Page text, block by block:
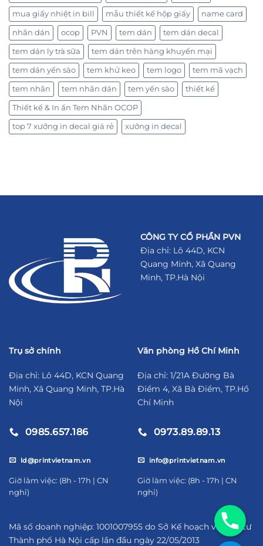
mua giấy nhiệt in bill mẫu thiết kế hộp giấy name card
nhãn dán ocop PVN tem dán tem dán decal
tem dán ly trà sữa tem dán trên hàng khuyến mại
tem dán yến sào tem khử keo tem logo tem mã vạch
tem nhãn tem nhãn dán tem yến sào thiết kế
Thiết kế & In ấn Tem Nhãn OCOP
top 7 xưởng in decal giá rẻ xưởng in decal
CÔNG TY CỔ PHẦN PVN
Địa chỉ: Lô 44D, KCN
Quang Minh, Xã Quang
Minh, TP.Hà Nội
Trụ sở chính
Địa chỉ: Lô 44D, KCN Quang
Minh, Xã Quang Minh, TP.Hà
Nội
0985.657.186
ld@printvietnam.vn
​Giờ làm việc: (8h - 17h | CN
nghỉ)
Văn phòng Hồ Chí Minh
Địa chỉ: 1/21A Đường Bà
Điểm 4, Xã Bà Điểm, TP.Hồ
Chí Minh
0973.89.89.13
info@printvietnam.vn
​Giờ làm việc: (8h - 17h | CN
nghỉ)
Mã số doanh nghiệp: 1001007955 do Sở Kế hoạch và Đầu tư
Thành phố Hà Nội cấp lần đầu ngày 22/05/2013
https://